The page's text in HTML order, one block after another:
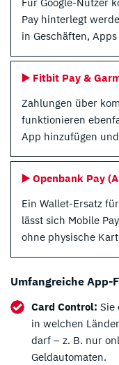
Pay hinterlegt
in Geschäften,
▶️ Fitbit Pay &
Zahlungen über
funktionieren
App hinzufügen
▶️ Openbank Pay
Ein Wallet-Ersatz
lässt sich Mobile
ohne physische
Umfangreiche
Card Control: Sie
in welchen
darf – z. B. nur
Geldautomaten.